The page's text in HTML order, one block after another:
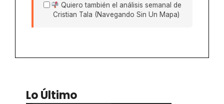
Quiero también el análisis semanal de
Cristian Tala (Navegando Sin Un Mapa)
Lo Último